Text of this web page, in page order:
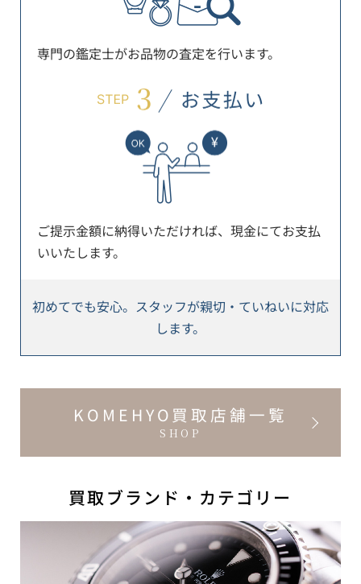
専門の鑑定士がお品物の査定を行います。
ご提示金額に納得いただければ、現金にてお支払
いいたします。
初めてでも安心。スタッフが親切・ていねいに対応
します。
KOMEHYO買取店舗一覧
SHOP
買取ブランド・カテゴリー